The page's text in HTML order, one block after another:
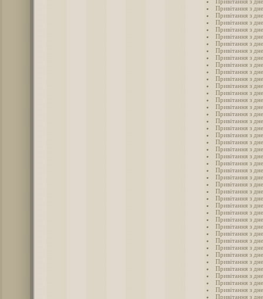
Привітання з
Привітання з
Привітання з
Привітання з
Привітання з
Привітання з
Привітання з
Привітання з
Привітання з
Привітання з
Привітання з
Привітання з
Привітання з
Привітання з
Привітання з
Привітання з
Привітання з
Привітання з
Привітання з
Привітання з
Привітання з
Привітання з
Привітання з
Привітання з
Привітання з
Привітання з
Привітання з
Привітання з
Привітання з
Привітання з
Привітання з
Привітання з
Привітання з
Привітання з
Привітання з
Привітання з
Привітання з
Привітання з
Привітання з
Привітання з
Привітання з
Привітання з